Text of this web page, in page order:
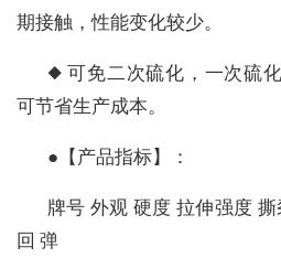
期接触，性能变化较少。
◆ 可免二次硫化，一次硫
可节省生产成本。
●【产品指标】：
牌号 外观 硬度 拉伸强度
回 弹